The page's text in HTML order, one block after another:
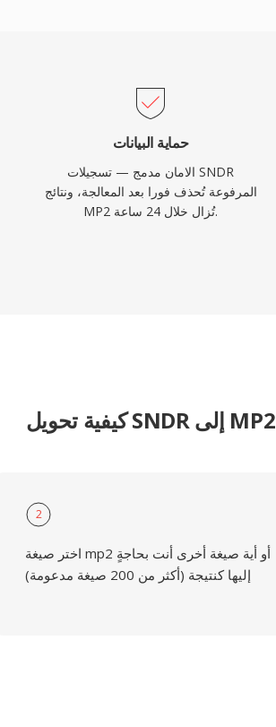
حماية البيانات
الامان مدمج — تسجيلات SNDR
المرفوعة تُحذف فورا بعد المعالجة، ونتائج
MP2 تُزال خلال 24 ساعة.
كيفية تحويل SNDR إلى MP2
2
اختر صيغة mp2 أو أية صيغة أخرى أنت بحاجةٍ
إليها كنتيجة (أكثر من 200 صيغة مدعومة)